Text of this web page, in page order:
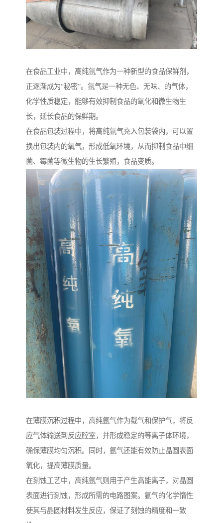
在食品工业中，高纯氩气作为一种新型的食品保鲜剂，
正逐渐成为“秘密”。氩气是一种无色、无味、的气体，
化学性质稳定，能够有效抑制食品的氧化和微生物生
长，延长食品的保鲜期。
在食品包装过程中，将高纯氩气充入包装袋内，可以置
换出包装内的氧气，形成低氧环境，从而抑制食品中细
菌、霉菌等微生物的生长繁殖，食品变质。
在薄膜沉积过程中，高纯氩气作为载气和保护气，将反
应气体输送到反应腔室，并形成稳定的等离子体环境，
确保薄膜均匀沉积。同时，氩气还能有效防止晶圆表面
氧化，提高薄膜质量。
在刻蚀工艺中，高纯氩气则用于产生高能离子，对晶圆
表面进行刻蚀，形成所需的电路图案。氩气的化学惰性
使其与晶圆材料发生反应，保证了刻蚀的精度和一致